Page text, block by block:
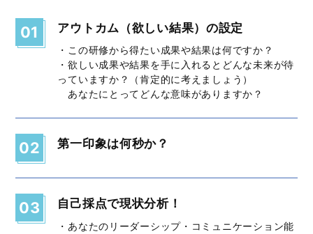
01 アウトカム（欲しい結果）の設定
・この研修から得たい成果や結果は何ですか？
・欲しい成果や結果を手に入れるとどんな未来が待
っていますか？（肯定的に考えましょう）
あなたにとってどんな意味がありますか？
02 第一印象は何秒か？
03 自己採点で現状分析！
・あなたのリーダーシップ・コミュニケーション能